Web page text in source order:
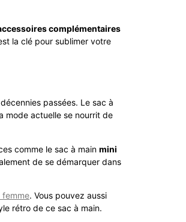
complémentaires
la clé pour sublimer votre
passées. Le sac à
mode actuelle se nourrit de
comme le sac à main mini
de se démarquer dans
femme. Vous pouvez aussi
rétro de ce sac à main.